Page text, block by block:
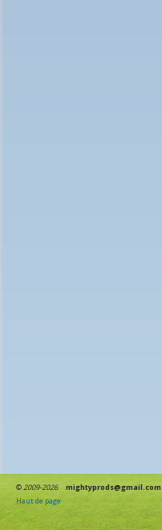
©2009-2026
mightyprods@gmail.com
Haut de page